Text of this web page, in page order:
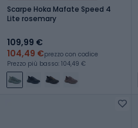
Scarpe Hoka Mafate Speed 4
Lite rosemary
109,99 €
104,49 €prezzo con codice
Prezzo più basso: 104,49 €